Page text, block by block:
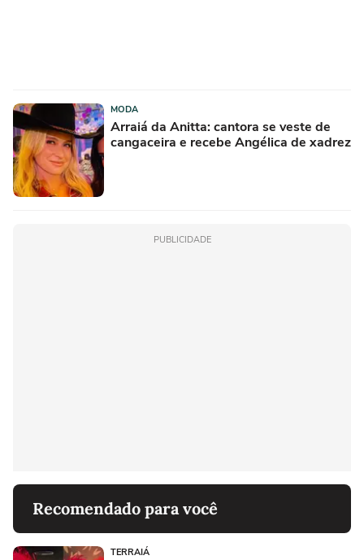
MODA
Arraiá da Anitta: cantora se veste de
cangaceira e recebe Angélica de xadrez
PUBLICIDADE
Recomendado para você
TERRAIÁ